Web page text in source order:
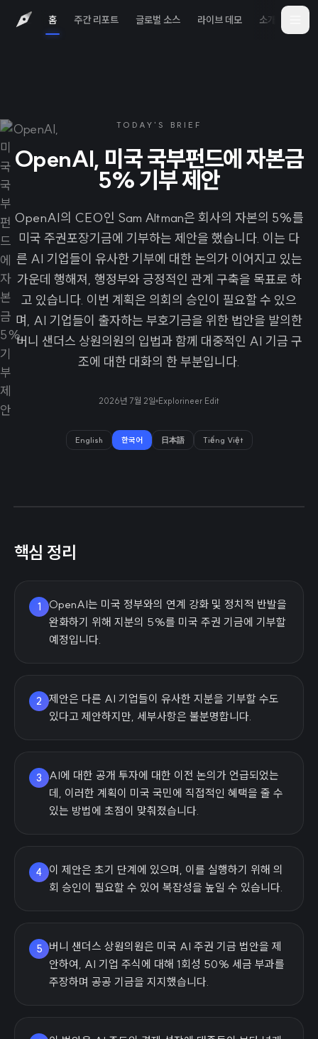
홈 주간 리포트 글로벌 소스 라이브 데모 소개
TODAY'S BRIEF
OpenAI, 미국 국부펀드에 자본금
5% 기부 제안
OpenAI의 CEO인 Sam Altman은 회사의 자본의 5%를
미국 주권포장기금에 기부하는 제안을 했습니다. 이는 다
른 AI 기업들이 유사한 기부에 대한 논의가 이어지고 있는
가운데 행해져, 행정부와 긍정적인 관계 구축을 목표로 하
고 있습니다. 이번 계획은 의회의 승인이 필요할 수 있으
며, AI 기업들이 출자하는 부호기금을 위한 법안을 발의한
버니 샌더스 상원의원의 입법과 함께 대중적인 AI 기금 구
조에 대한 대화의 한 부분입니다.
2026년 7월 2일 Explorineer Edit
English 한국어 日本語 Tiếng Việt
핵심 정리
1
OpenAI는 미국 정부와의 연계 강화 및 정치적 반발을
완화하기 위해 지분의 5%를 미국 주권 기금에 기부할
예정입니다.
2
제안은 다른 AI 기업들이 유사한 지분을 기부할 수도
있다고 제안하지만, 세부사항은 불분명합니다.
3
AI에 대한 공개 투자에 대한 이전 논의가 언급되었는
데, 이러한 계획이 미국 국민에 직접적인 혜택을 줄 수
있는 방법에 초점이 맞춰졌습니다.
4
이 제안은 초기 단계에 있으며, 이를 실행하기 위해 의
회 승인이 필요할 수 있어 복잡성을 높일 수 있습니다.
5
버니 샌더스 상원의원은 미국 AI 주권 기금 법안을 제
안하여, AI 기업 주식에 대해 1회성 50% 세금 부과를
주장하며 공공 기금을 지지했습니다.